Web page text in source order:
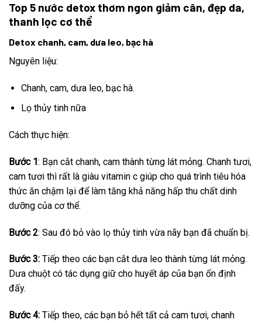
Top 5 nước detox thơm ngon giảm cân, đẹp da,
thanh lọc cơ thể
Detox chanh, cam, dưa leo, bạc hà
Nguyên liệu:
Chanh, cam, dưa leo, bạc hà.
Lọ thủy tinh nữa
Cách thực hiện:
Bước 1: Bạn cắt chanh, cam thành từng lát mỏng. Chanh tươi,
cam tươi thì rất là giàu vitamin c giúp cho quá trình tiêu hóa
thức ăn chậm lại để làm tăng khả năng hấp thu chất dinh
dưỡng của cơ thể.
Bước 2: Sau đó bỏ vào lọ thủy tinh vừa nãy bạn đã chuẩn bị.
Bước 3: Tiếp theo các bạn cắt dưa leo thành từng lát mỏng.
Dưa chuột có tác dụng giữ cho huyết áp của bạn ổn định
đấy.
Bước 4: Tiếp theo, các bạn bỏ hết tất cả cam tươi, chanh